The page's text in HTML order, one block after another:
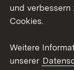
Social Wall
Youtube
Kontakt
und verbessern
Cookies.
Weitere
unserer